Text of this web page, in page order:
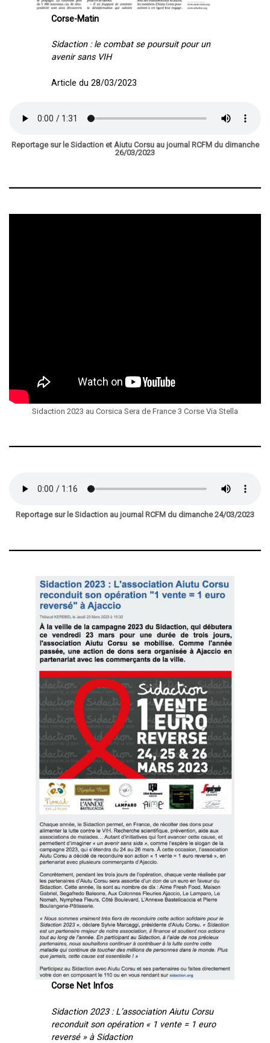
Corse-Matin
Sidaction : le combat se poursuit pour un
avenir sans VIH
Article du 28/03/2023
Reportage sur le Sidaction et Aiutu Corsu au journal RCFM du dimanche
26/03/2023
Sidaction 2023 au Corsica Sera de France 3 Corse Via Stella
Reportage sur le Sidaction au journal RCFM du dimanche 24/03/2023
Corse Net Infos
Sidaction 2023 : L’association Aiutu Corsu
reconduit son opération « 1 vente = 1 euro
reversé » à Sidaction